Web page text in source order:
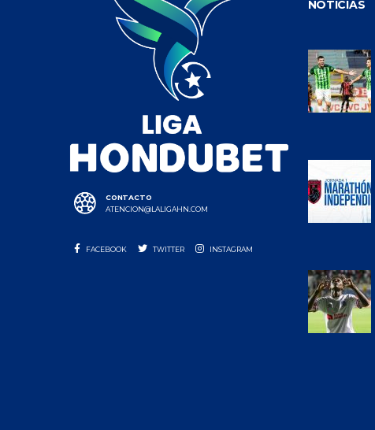
CONTACTO
ATENCION@LALIGAHN.COM
FACEBOOK TWITTER INSTAGRAM
NOTICIAS